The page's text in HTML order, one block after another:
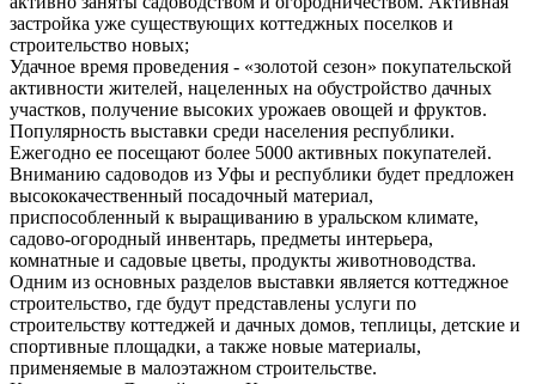
застройка уже существующих коттеджных поселков и
строительство новых;
Удачное время проведения - «золотой сезон» покупательской
активности жителей, нацеленных на обустройство дачных
участков, получение высоких урожаев овощей и фруктов.
Популярность выставки среди населения республики.
Ежегодно ее посещают более 5000 активных покупателей.
Вниманию садоводов из Уфы и республики будет предложен
высококачественный посадочный материал,
приспособленный к выращиванию в уральском климате,
садово-огородный инвентарь, предметы интерьера,
комнатные и садовые цветы, продукты животноводства.
Одним из основных разделов выставки является коттеджное
строительство, где будут представлены услуги по
строительству коттеджей и дачных домов, теплицы, детские и
спортивные площадки, а также новые материалы,
применяемые в малоэтажном строительстве.